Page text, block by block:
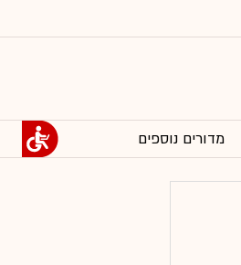
מדורים נוספים